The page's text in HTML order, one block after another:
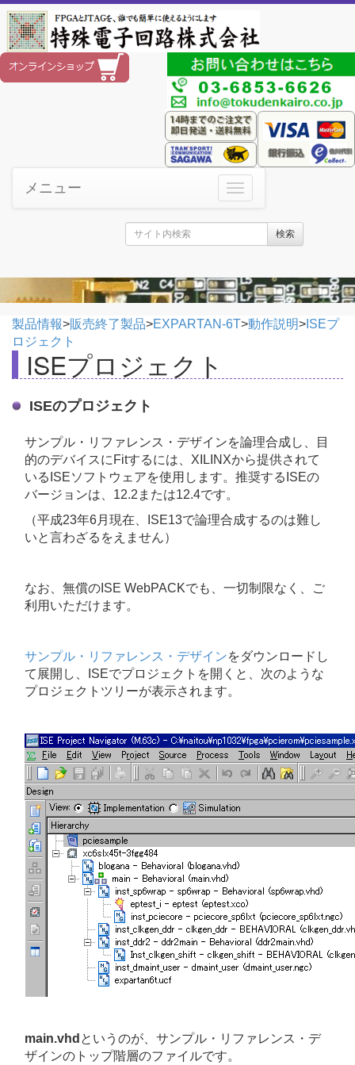
メニュー
検索
製品情報>販売終了製品>EXPARTAN-6T>動作説明> ISEプ
ロジェクト
ISEプロジェクト
ISEのプロジェクト
サンプル・リファレンス・デザインを論理合成し、目
的のデバイスにFitするには、XILINXから提供されて
いるISEソフトウェアを使用します。推奨するISEの
バージョンは、12.2または12.4です。
（平成23年6月現在、ISE13で論理合成するのは難し
いと言わざるをえません）
なお、無償のISE WebPACKでも、一切制限なく、ご
利用いただけます。
サンプル・リファレンス・デザインをダウンロードし
て展開し、ISEでプロジェクトを開くと、次のような
プロジェクトツリーが表示されます。
main.vhd というのが、サンプル・リファレンス・デ
ザインのトップ階層のファイルです。